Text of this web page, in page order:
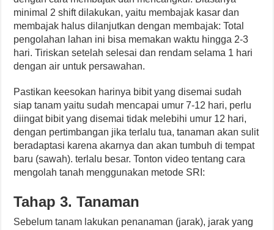
minimal 2 shift dilakukan, yaitu membajak kasar dan
membajak halus dilanjutkan dengan membajak: Total
pengolahan lahan ini bisa memakan waktu hingga 2-3
hari. Tiriskan setelah selesai dan rendam selama 1 hari
dengan air untuk persawahan.
Pastikan keesokan harinya bibit yang disemai sudah
siap tanam yaitu sudah mencapai umur 7-12 hari, perlu
diingat bibit yang disemai tidak melebihi umur 12 hari,
dengan pertimbangan jika terlalu tua, tanaman akan sulit
beradaptasi karena akarnya dan akan tumbuh di tempat
baru (sawah). terlalu besar. Tonton video tentang cara
mengolah tanah menggunakan metode SRI:
Tahap 3. Tanaman
Sebelum tanam lakukan penanaman (jarak), jarak yang